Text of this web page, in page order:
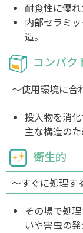
耐食性に優
内部セラミ
造。
コンパク
〜使用環境に合
投入物を消
主な構造の
衛生的
〜すぐに処理す
その場で処
いや害虫の発